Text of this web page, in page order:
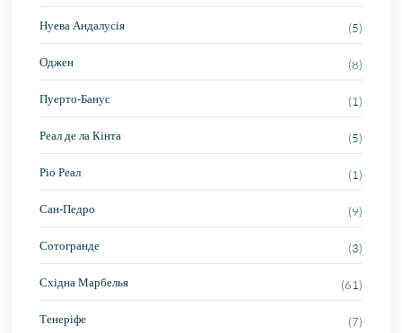
Нуева Андалусія (5)
Оджен (8)
Пуерто-Банус (1)
Реал де ла Кінта (5)
Ріо Реал (1)
Сан-Педро (9)
Сотогранде (3)
Східна Марбелья (61)
Тенеріфе (7)